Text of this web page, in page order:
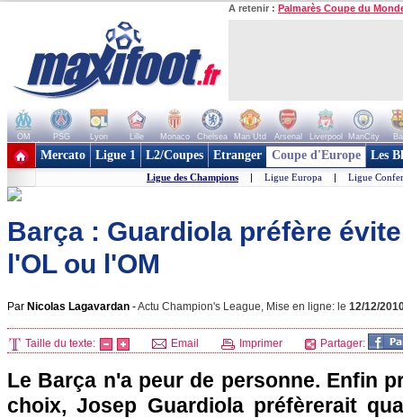
A retenir : Palmarès Coupe du
OM PSG Lyon Lille Monaco Chelsea Man Utd Arsenal Liverpool ManCity
+ de clubs
Mercato Ligue 1 L2/Coupes Etranger Coupe d'Europe Les
Ligue des Champions | Ligue Europa | Ligue
Barça : Guardiola préfère
l'OL ou l'OM
Par Nicolas Lagavardan -Actu Champion's League, Mise en ligne: le 12/12/
Taille du texte: Email Imprimer Partager:
Le Barça n'a peur de personne. Enfin
choix, Josep Guardiola préfèrerait